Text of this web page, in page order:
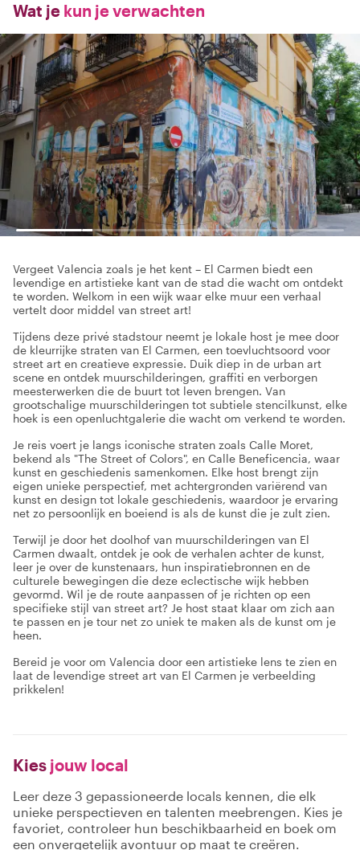
Wat je kun je verwachten
Vergeet Valencia zoals je het kent – El Carmen biedt een
levendige en artistieke kant van de stad die wacht om ontdekt
te worden. Welkom in een wijk waar elke muur een verhaal
vertelt door middel van street art!
Tijdens deze privé stadstour neemt je lokale host je mee door
de kleurrijke straten van El Carmen, een toevluchtsoord voor
street art en creatieve expressie. Duik diep in de urban art
scene en ontdek muurschilderingen, graffiti en verborgen
meesterwerken die de buurt tot leven brengen. Van
grootschalige muurschilderingen tot subtiele stencilkunst, elke
hoek is een openluchtgalerie die wacht om verkend te worden.
Je reis voert je langs iconische straten zoals Calle Moret,
bekend als "The Street of Colors", en Calle Beneficencia, waar
kunst en geschiedenis samenkomen. Elke host brengt zijn
eigen unieke perspectief, met achtergronden variërend van
kunst en design tot lokale geschiedenis, waardoor je ervaring
net zo persoonlijk en boeiend is als de kunst die je zult zien.
Terwijl je door het doolhof van muurschilderingen van El
Carmen dwaalt, ontdek je ook de verhalen achter de kunst,
leer je over de kunstenaars, hun inspiratiebronnen en de
culturele bewegingen die deze eclectische wijk hebben
gevormd. Wil je de route aanpassen of je richten op een
specifieke stijl van street art? Je host staat klaar om zich aan
te passen en je tour net zo uniek te maken als de kunst om je
heen.
Bereid je voor om Valencia door een artistieke lens te zien en
laat de levendige street art van El Carmen je verbeelding
prikkelen!
Kies jouw local
Leer deze 3 gepassioneerde locals kennen, die elk
unieke perspectieven en talenten meebrengen. Kies je
favoriet, controleer hun beschikbaarheid en boek om
een onvergetelijk avontuur op maat te creëren.